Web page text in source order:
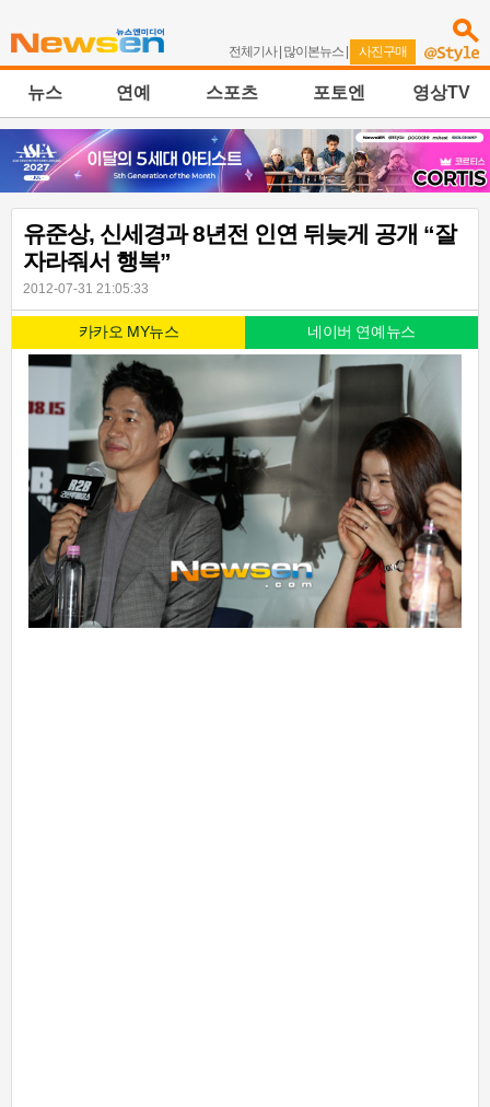
전체기사| 많이본뉴스 | 사진구매
뉴스 연예 스포츠 포토엔 영상TV
유준상, 신세경과 8년전 인연 뒤늦게 공개 “잘
자라줘서 행복”
2012-07-31 21:05:33
카카오 MY뉴스 네이버 연예뉴스